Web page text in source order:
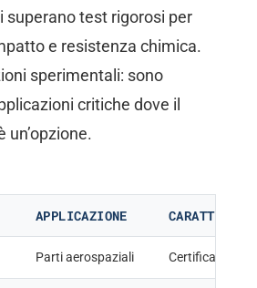
superano test rigorosi per
e resistenza chimica.
sperimentali: sono
critiche dove il
un’opzione.
APPLICAZIONE
Parti aerospaziali Certificato per